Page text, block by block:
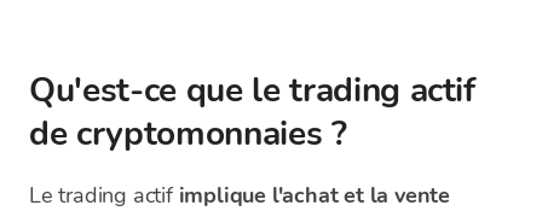
Qu'est-ce que le trading actif
de cryptomonnaies ?
Le trading actif implique l'achat et la vente